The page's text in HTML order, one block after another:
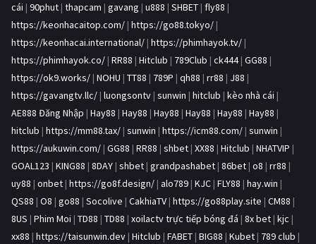
cái | 90phut | thapcam | gavang | u888 | SHBET | fly88 |
https://keonhacaitop.com/ | https://go88.tokyo/ |
https://keonhacai.international/ | https://phimhayok.tv/ |
https://phimhayok.co/ | RR88 | Hitclub | 789Club | ck444| GG88 |
https://ok9.works/ | NOHU | TT88 | 789P | qh88 | rr88 | J88 |
https://gavangtv.llc/ | luongsontv | sunwin | hitclub | kèo nhà cái |
AE888 Đăng Nhập | Hay88 | Hay88 | Hay88 | Hay88 | Hay88 | Hay88 |
hitclub | https://mm88.tax/ | sunwin | https://icm88.com/ | sunwin |
https://aukuwin.com/ | GG88 | RR88 | shbet | XX88 | Hitclub | NHATVIP |
GOAL123 | KING88 | 8DAY | shbet | grandpashabet | 86bet | o8 | rr88 |
uy88 | onbet | https://go8f.design/ | alo789 | KJC | FLY88 | hay.win |
QS88 | O8 | go88 | Socolive | CakhiaTV | https://go88play.site | CM88 |
8US | Phim Moi | TD88 | TD88 | xoilactv trực tiếp bóng đá | 8x bet | kjc |
xx88 | https://taisunwin.dev | Hitclub | FABET | BIG88 | Kubet | 789 club |